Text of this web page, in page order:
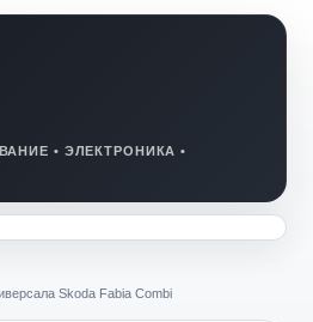
Skoda Fabia Combi